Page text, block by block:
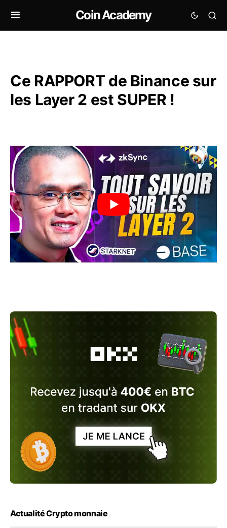
Coin Academy
Ce RAPPORT de Binance sur
les Layer 2 est SUPER !
Actualité Crypto monnaie